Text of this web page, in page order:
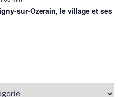
sur-Ozerain, le village et ses